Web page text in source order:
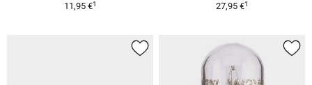
11,95 €1
27,95 €1